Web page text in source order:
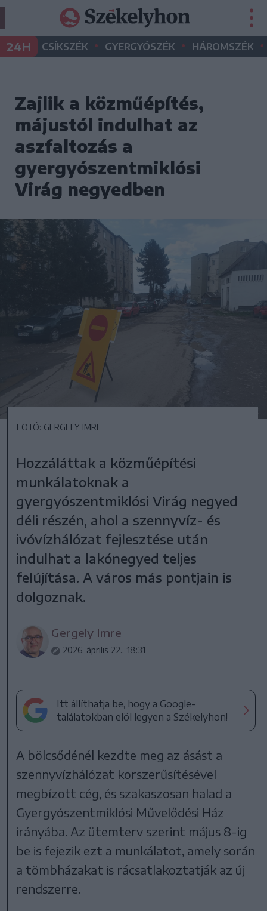
24H CSÍKSZÉK • GYERGYÓSZÉK • HÁROMSZÉK •
Zajlik a közműépítés,
májustól indulhat az
aszfaltozás a
gyergyószentmiklósi
Virág negyedben
FOTÓ: GERGELY IMRE
Hozzáláttak a közműépítési
munkálatoknak a
gyergyószentmiklósi Virág negyed
déli részén, ahol a szennyvíz- és
ivóvízhálózat fejlesztése után
indulhat a lakónegyed teljes
felújítása. A város más pontjain is
dolgoznak.
Gergely Imre
2026. április 22., 18:31
Itt állíthatja be, hogy a Google-
találatokban elöl legyen a Székelyhon!
A bölcsődénél kezdte meg az ásást a
szennyvízhálózat korszerűsítésével
megbízott cég, és szakaszosan halad a
Gyergyószentmiklósi Művelődési Ház
irányába. Az ütemterv szerint május 8-ig
be is fejezik ezt a munkálatot, amely során
a tömbházakat is rácsatlakoztatják az új
rendszerre.